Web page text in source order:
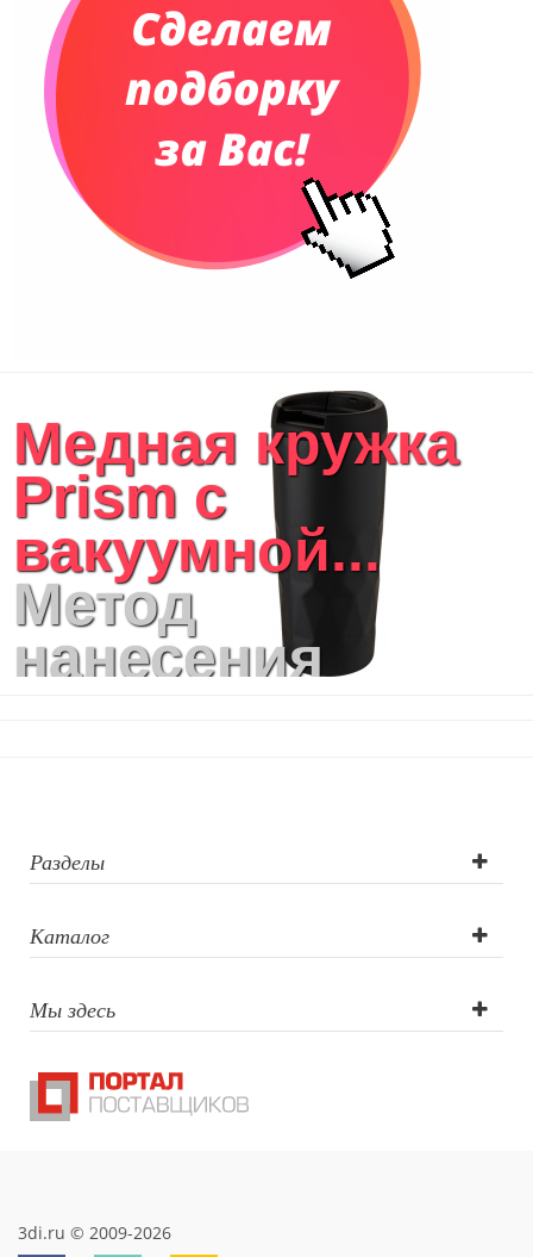
Медная кружка
Prism с
вакуумной...
Метод
нанесения
Гравировка
круговая (CO2
лазер)
Разделы
Каталог
Мы здесь
3di.ru © 2009-2026